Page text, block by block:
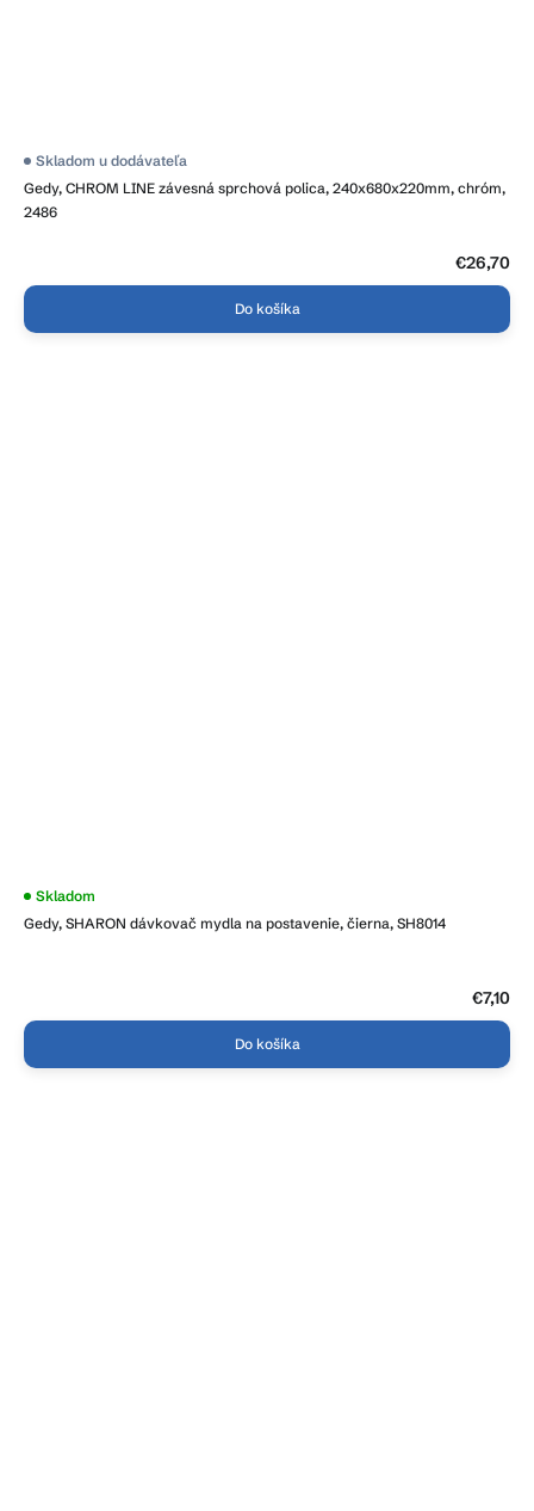
Gedy, CHROM LINE závesná sprchová polica, 240x680x220mm, chróm,
2486
Skladom u dodávateľa
€26,70
Do košíka
Gedy, SHARON dávkovač mydla na postavenie, čierna, SH8014
Skladom
€7,10
Do košíka